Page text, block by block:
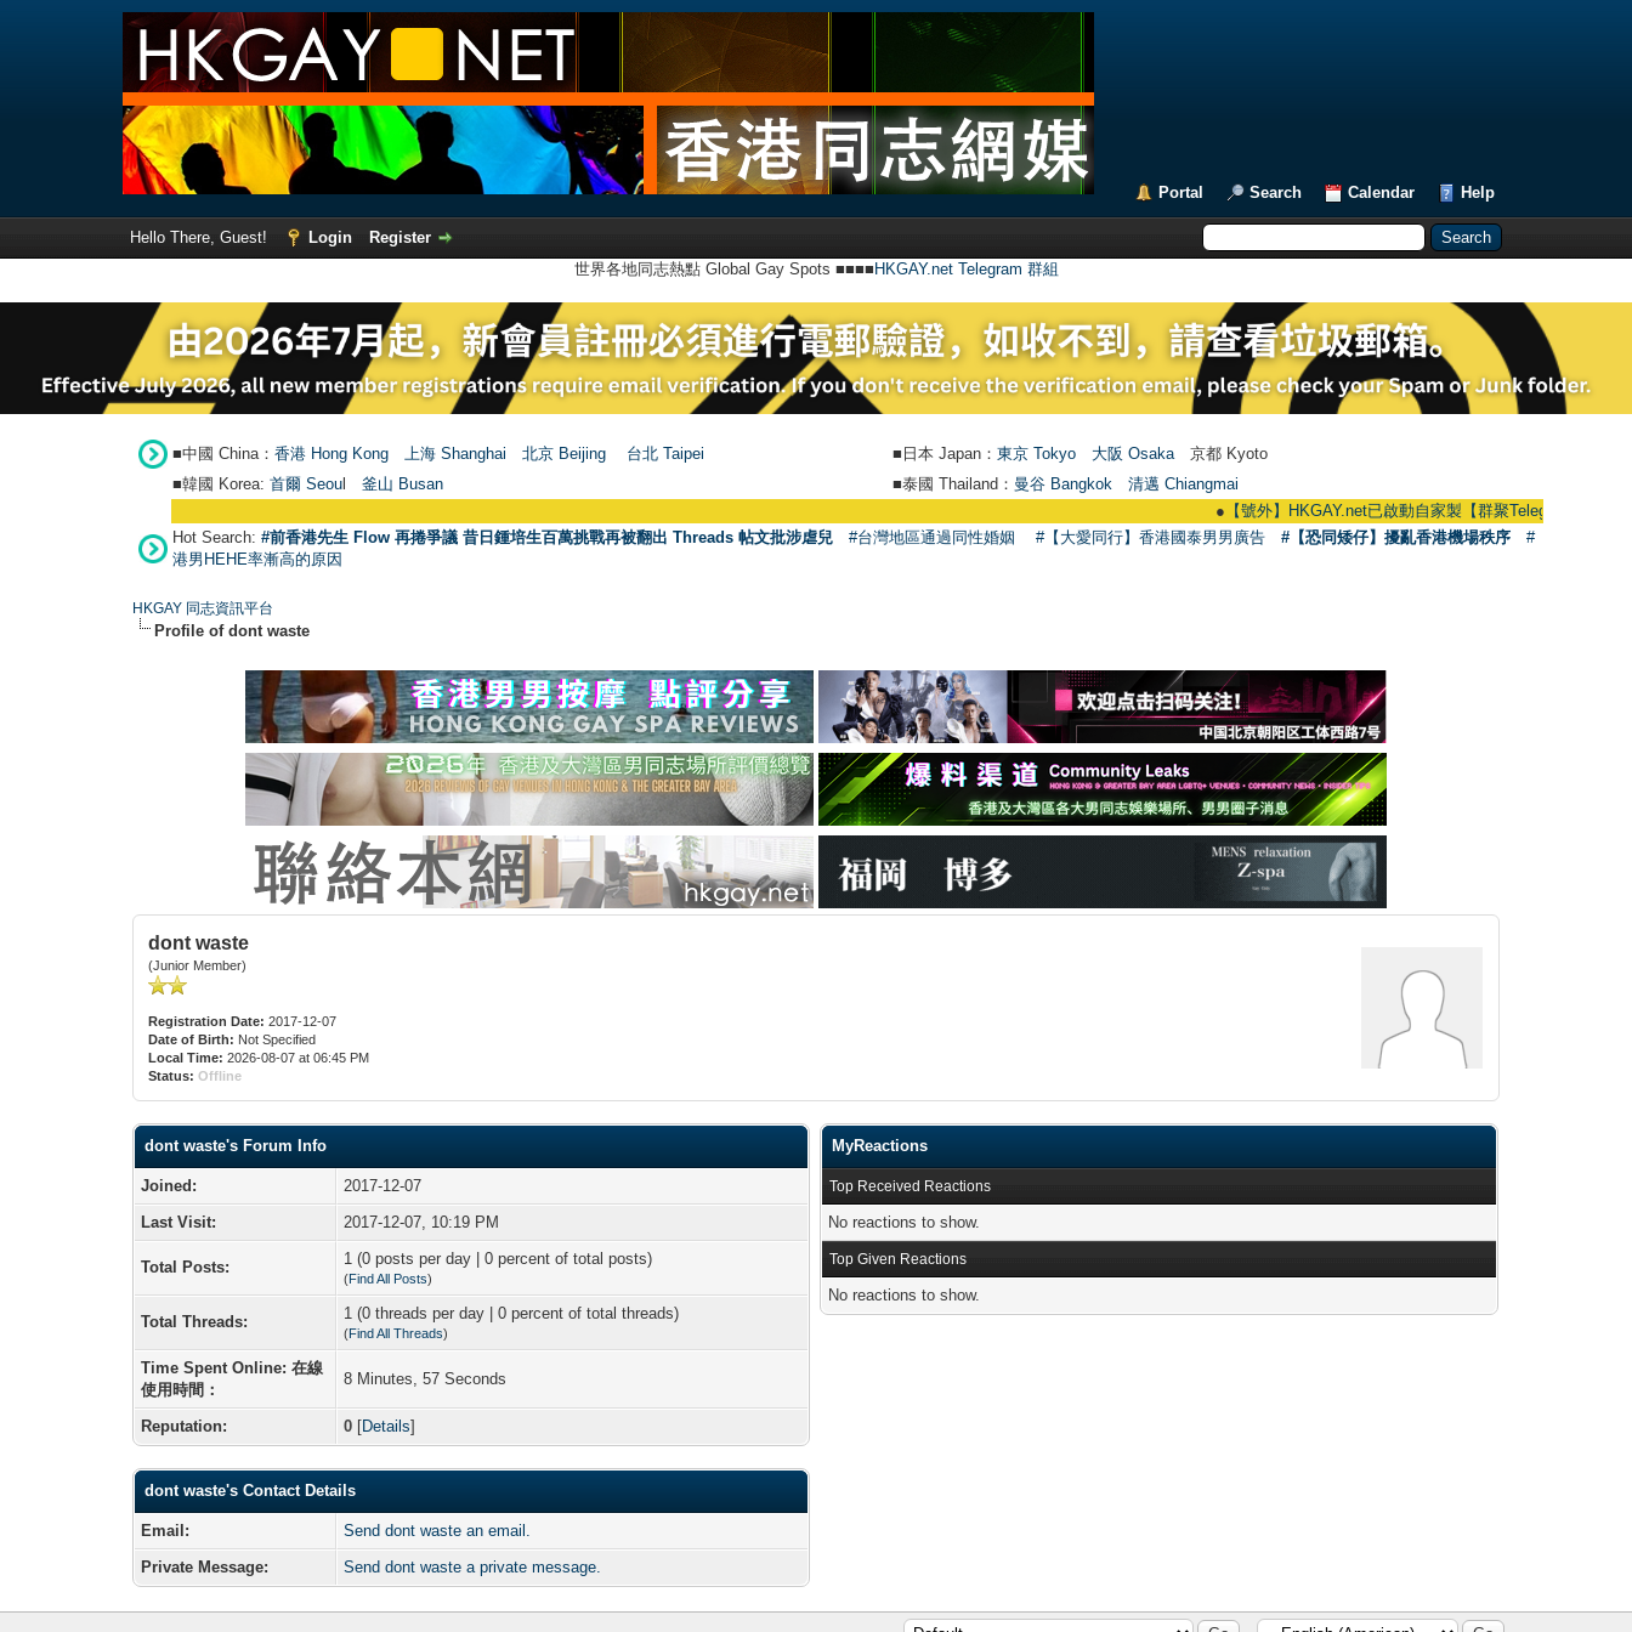
Portal Search Calendar Help
Hello There, Guest! Login
Register
世界各地同志熱點 Global Gay Spots ■■■■ HKGAY.net Telegram 群組
■中國 China： 香港 Hong Kong 上海 Shanghai 北京 Beijing 台北 Taipei ■日本 Japan： 東京 Tokyo 大阪 Osaka 京都 Kyoto
■韓國 Korea: 首爾 Seou 釜山 Busan ■泰國 Thailand： 曼谷 Bangkok
清邁 Chiangmai
【號外】HKGAY.net已啟動自家製【群聚Telegram群組】
Hot Search: #前香港先生 Flow 再捲爭議 昔日鍾培生百萬挑戰再被翻出 Threads 帖文批涉虐兒 #台灣地區通過同性婚姻 #【大愛同行】香港國泰男男廣告 #【恐同矮仔】擾亂香港機場秩序
#
港男HEHE率漸高的原因
HKGAY 同志資訊平台
Profile of dont waste
dont waste
(Junior Member)
Registration Date: 2017-12-07
Date of Birth: Not Specified
Local Time: 2026-08-07 at 06:45 PM
Status: Offline
dont waste's Forum Info
Joined:
2017-12-07
Last Visit:
2017-12-07, 10:19 PM
Total Posts: 1 (0 posts per day | 0 percent of total posts)
(Find All Posts)
Total Threads: 1 (0 threads per day | 0 percent of total threads)
(Find All Threads)
Time Spent Online: 在線
使用時間：
8 Minutes, 57 Seconds
Reputation: 0 [Details]
dont waste's Contact Details
Email:
Send dont waste an email.
Private Message:
Send dont waste a private message.
MyReactions
Top Received Reactions
No reactions to show.
Top Given Reactions
No reactions to show.